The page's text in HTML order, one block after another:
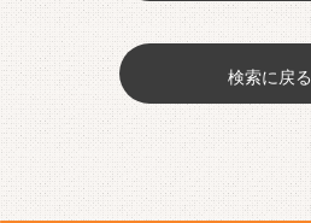
検索に戻る